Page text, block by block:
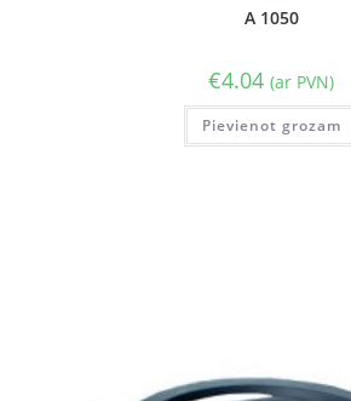
A 1050
€4.04 (ar PVN)
Pievienot grozam